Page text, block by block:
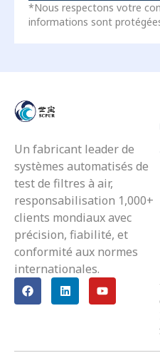
*Nous respectons votre
informations sont
Un fabricant leader de
systèmes automatisés de
test de filtres à air,
responsabilisation 1,000+
clients mondiaux avec
précision, fiabilité, et
conformité aux normes
internationales.